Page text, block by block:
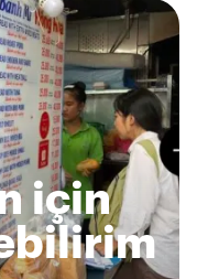
için